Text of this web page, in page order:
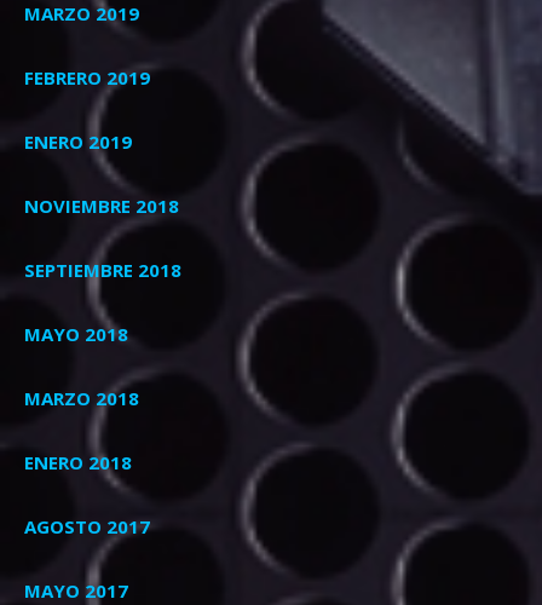
MARZO 2019
FEBRERO 2019
ENERO 2019
NOVIEMBRE 2018
SEPTIEMBRE 2018
MAYO 2018
MARZO 2018
ENERO 2018
AGOSTO 2017
MAYO 2017